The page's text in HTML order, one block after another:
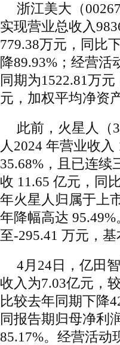
浙江美大（
实现营业总收入
779.38万元，同比
降89.93%；经营活
同期为1522.81万
元，加权平均净资
此前，火星人（
人2024 年营业收
35.68%，且已连续
收 11.65 亿元，同
年火星人归属于上
年降幅高达
至-295.41 万元，
4月24日，亿田
收入为7.03亿元，
比较去年同期下降
同报告期归母净利
85.17%。经营活动